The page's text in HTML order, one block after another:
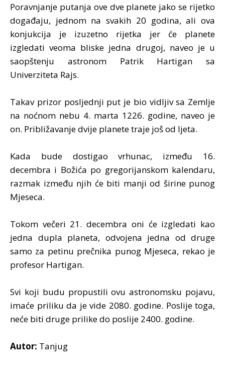
Poravnjanje putanja ove dve planete jako se rijetko
događaju, jednom na svakih 20 godina, ali ova
konjukcija je izuzetno rijetka jer će planete
izgledati veoma bliske jedna drugoj, naveo je u
saopštenju astronom Patrik Hartigan sa
Univerziteta Rajs.
Takav prizor posljednji put je bio vidljiv sa Zemlje
na noćnom nebu 4. marta 1226. godine, naveo je
on. Približavanje dvije planete traje još od ljeta.
Kada bude dostigao vrhunac, između 16.
decembra i Božića po gregorijanskom kalendaru,
razmak između njih će biti manji od širine punog
Mjeseca.
Tokom večeri 21. decembra oni će izgledati kao
jedna dupla planeta, odvojena jedna od druge
samo za petinu prečnika punog Mjeseca, rekao je
profesor Hartigan.
Svi koji budu propustili ovu astronomsku pojavu,
imaće priliku da je vide 2080. godine. Poslije toga,
neće biti druge prilike do poslije 2400. godine.
Autor: Tanjug